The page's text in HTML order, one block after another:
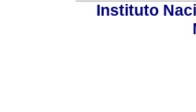
Instituto